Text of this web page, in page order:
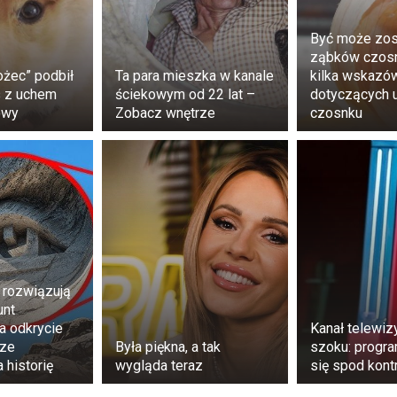
film pięknej tancerki na kanale Sary Aemei nie
taneczne, ale także stanowi inspirującą opowieść
ruch. Film oferuje fascynujący wgląd w świat piękna,
trwałe wrażenie na widzach i zachęcając ich do
wszechświata tańca.
podbił
z uchem
Ta para mieszka w kanale
ściekowym od 22 lat –
Zobacz wnętrze
Być może
ząbków
kilka
dotyczących
czosnku
odkrycie
historię
Była piękna, a tak
wygląda teraz
Kanał
szoku:
się spod